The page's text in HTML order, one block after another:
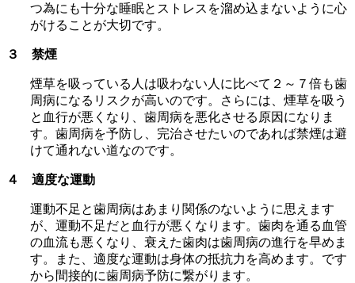
つ為にも十分な睡眠とストレスを溜め込まないように心
がけることが大切です。
３ 禁煙
煙草を吸っている人は吸わない人に比べて２～７倍も歯
周病になるリスクが高いのです。さらには、煙草を吸う
と血行が悪くなり、歯周病を悪化させる原因になりま
す。歯周病を予防し、完治させたいのであれば禁煙は避
けて通れない道なのです。
４ 適度な運動
運動不足と歯周病はあまり関係のないように思えます
が、運動不足だと血行が悪くなります。歯肉を通る血管
の血流も悪くなり、衰えた歯肉は歯周病の進行を早めま
す。また、適度な運動は身体の抵抗力を高めます。です
から間接的に歯周病予防に繋がります。